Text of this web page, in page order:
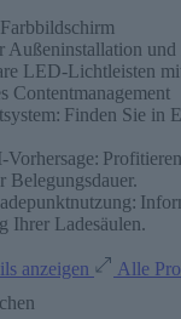
Außeninstallation und
LED-Lichtleisten
Contentmanagement
Finden Sie in
Belegungsdauer.
Ihrer Ladesäulen.
anzeigen
Alle